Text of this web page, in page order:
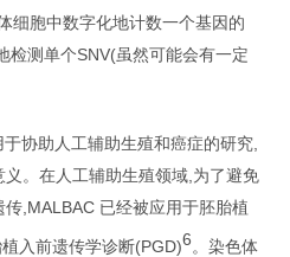
细胞中数字化地计数一个基因的
检测单个SNV(虽然可能会有一定
于协助人工辅助生殖和癌症的研究,
。在人工辅助生殖领域,为了避免
传,MALBAC 已经被应用于胚胎植
入前遗传学诊断(PGD)6 。染色体